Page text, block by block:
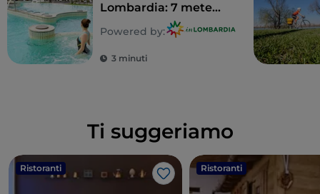
Lombardia: 7 mete
per un detox totale
Powered by:
3 minuti
Ti suggeriamo
Ristoranti
Like
Ristoranti